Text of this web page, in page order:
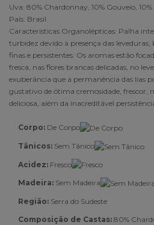
Uva: 80% Chardonnay, 10% Gouveio,
País: Brasil
Caracteristicas Organolépticas: Palha
turbidez devido à presença das
finas e persistentes. Os aromas estão
fresca, nas flores brancas delicadas, no
exuberância que a permanência das lias
gustativo de ótima cremosidade, frescor,
deliciosa, além da inacreditável
Corpo: De Corpo
Tânicos: Sem Tânico
Acidez: Fresco
Madeira: Sem Madeira
Região: Serra do Sudeste
Composição de Castas: 80%